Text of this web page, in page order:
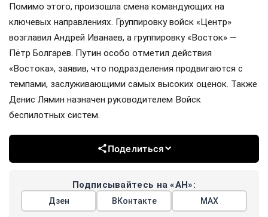
Помимо этого, произошла смена командующих на
ключевых направлениях. Группировку войск «Центр»
возглавил Андрей Иванаев, а группировку «Восток» —
Пётр Болгарев. Путин особо отметил действия
«Востока», заявив, что подразделения продвигаются с
темпами, заслуживающими самых высоких оценок. Также
Денис Лямин назначен руководителем Войск
беспилотных систем.
Поделиться
Подписывайтесь на «АН»:
Дзен ВКонтакте МАХ